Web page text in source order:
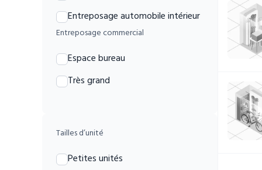
Entreposage automobile intérieur
Entreposage commercial
Espace bureau
Très grand
Tailles d’unité
Petites unités